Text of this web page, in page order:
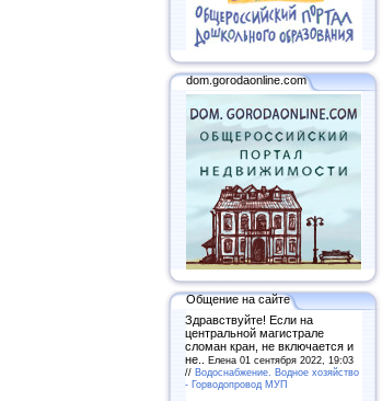
dom.gorodaonline.com
Общение на сайте
Здравствуйте! Если на
центральной магистрале
сломан кран, не включается и
не.. Елена 01 сентября 2022, 19:03
// Водоснабжение. Водное хозяйство
- Горводопровод МУП